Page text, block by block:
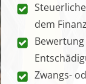
dem
Zwangs-